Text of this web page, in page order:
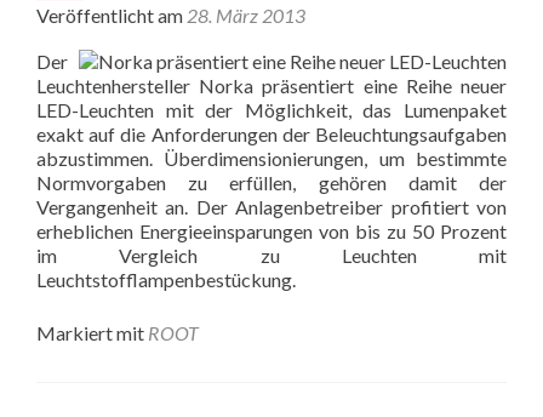
Veröffentlicht am 28. März 2013
Der
Leuchtenhersteller Norka präsentiert eine Reihe neuer
LED-Leuchten mit der Möglichkeit, das Lumenpaket
exakt auf die Anforderungen der Beleuchtungsaufgaben
abzustimmen. Überdimensionierungen, um bestimmte
Normvorgaben zu erfüllen, gehören damit der
Vergangenheit an. Der Anlagenbetreiber profitiert von
erheblichen Energieeinsparungen von bis zu 50 Prozent
im Vergleich zu Leuchten mit
Leuchtstofflampenbestückung.
Markiert mit ROOT